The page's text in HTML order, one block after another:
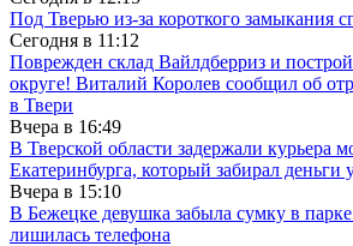
Под Тверью из-за короткого замыкания
Сегодня в 11:12
Поврежден склад Вайлдберриз и
округе! Виталий Королев сообщил об
в Твери
Вчера в 16:49
В Тверской области задержали курьера
Екатеринбурга, который забирал деньги
Вчера в 15:10
В Бежецке девушка забыла сумку в
лишилась телефона